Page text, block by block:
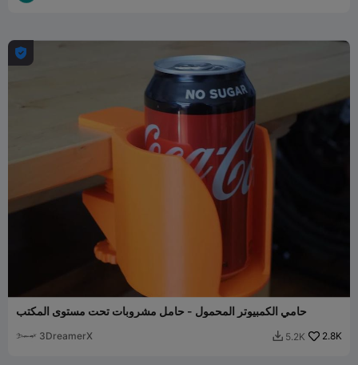

حامي الكمبيوتر المحمول - حامل مشروبات تحت مستوى المكتب
3DreamerX  5.2K 2.8K